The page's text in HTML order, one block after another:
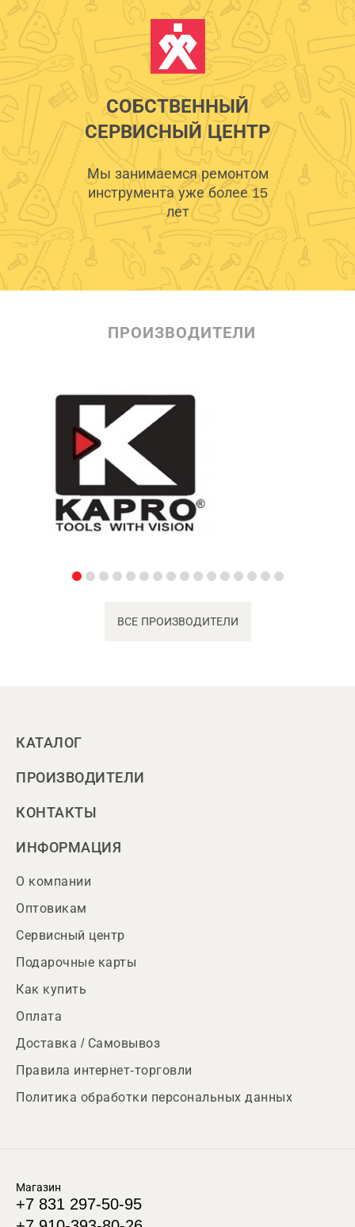
СОБСТВЕННЫЙ
СЕРВИСНЫЙ ЦЕНТР
Мы занимаемся ремонтом
инструмента уже более 15
лет
ПРОИЗВОДИТЕЛИ
ВСЕ ПРОИЗВОДИТЕЛИ
КАТАЛОГ
ПРОИЗВОДИТЕЛИ
КОНТАКТЫ
ИНФОРМАЦИЯ
О компании
Оптовикам
Сервисный центр
Подарочные карты
Как купить
Оплата
Доставка / Самовывоз
Правила интернет-торговли
Политика обработки персональных данных
Магазин
+7 831 297-50-95